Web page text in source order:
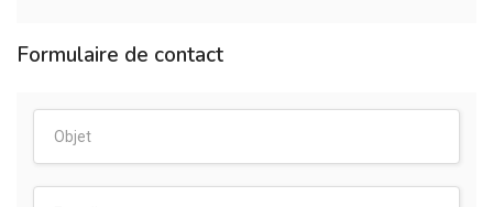
Formulaire de contact